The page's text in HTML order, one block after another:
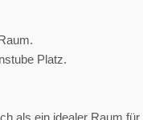
Platz.